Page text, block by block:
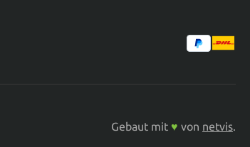
Gebaut mit ♥ von netvis.